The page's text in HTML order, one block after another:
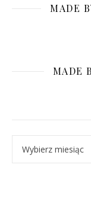
MADE
MADE